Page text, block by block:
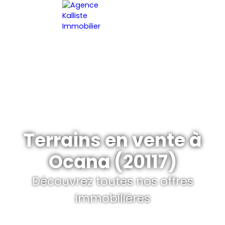
Terrains en vente à
Ocana (20117)
Découvrez toutes nos offres
immobilières